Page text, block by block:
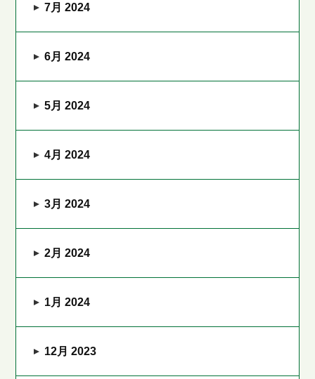
7月 2024
6月 2024
5月 2024
4月 2024
3月 2024
2月 2024
1月 2024
12月 2023